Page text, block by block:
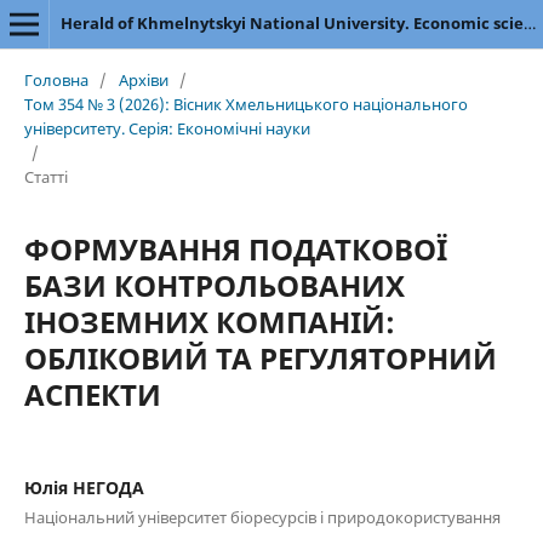
Herald of Khmelnytskyi National University. Economic sciences
Головна / Архіви /
Том 354 № 3 (2026): Вісник Хмельницького національного
університету. Серія: Економічні науки
/
Статті
ФОРМУВАННЯ ПОДАТКОВОЇ
БАЗИ КОНТРОЛЬОВАНИХ
ІНОЗЕМНИХ КОМПАНІЙ:
ОБЛІКОВИЙ ТА РЕГУЛЯТОРНИЙ
АСПЕКТИ
Юлія НЕГОДА
Національний університет біоресурсів і природокористування